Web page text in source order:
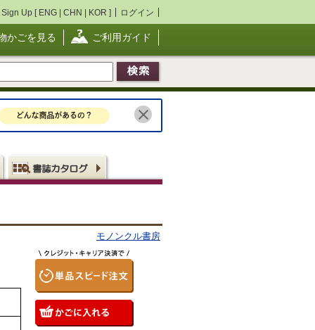
Sign Up [ ENG | CHN | KOR ] ログイン
かごを見る ご利用ガイド
モノンクル書房